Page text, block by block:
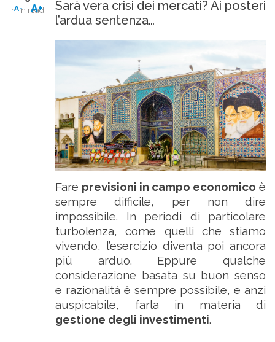
min read
A- A+
Sarà vera crisi dei mercati? Ai posteri
l’ardua sentenza…
Fare previsioni in campo economico è
sempre difficile, per non dire
impossibile. In periodi di particolare
turbolenza, come quelli che stiamo
vivendo, l’esercizio diventa poi ancora
più arduo. Eppure qualche
considerazione basata su buon senso
e razionalità è sempre possibile, e anzi
auspicabile, farla in materia di
gestione degli investimenti.